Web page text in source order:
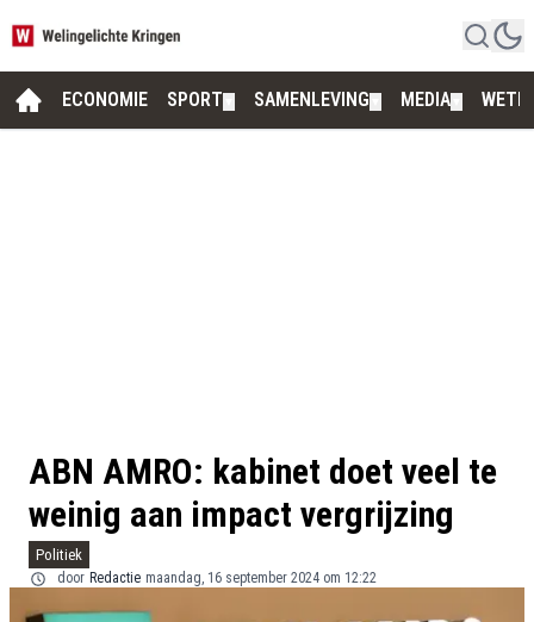
ECONOMIE SPORT SAMENLEVING MEDIA
ABN AMRO: kabinet doet veel te
weinig aan impact vergrijzing
Politiek
door Redactie maandag, 16 september 2024 om 12:22